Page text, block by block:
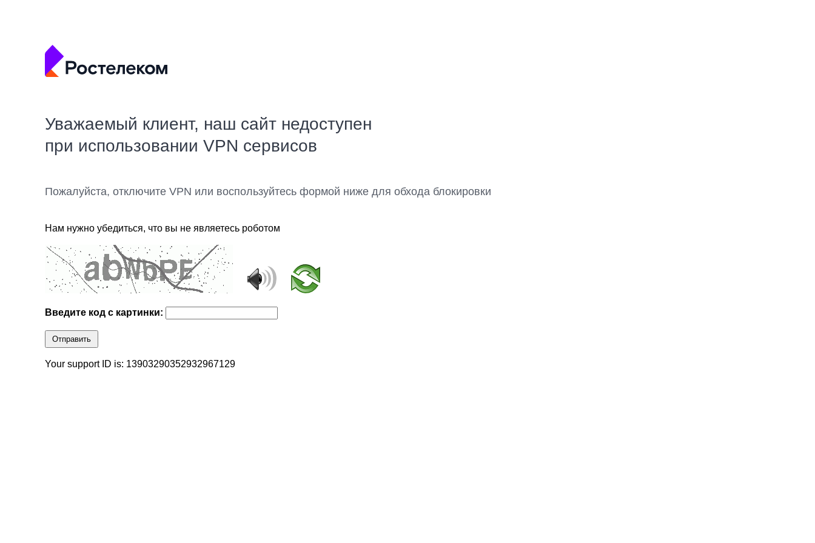
Уважаемый клиент, наш сайт недоступен
при использовании VPN сервисов
Пожалуйста, отключите VPN или воспользуйтесь формой ниже для обхода блокировки
Нам нужно убедиться, что вы не являетесь роботом
Введите код с картинки:
Отправить
Your support ID is: 13903290352932967129